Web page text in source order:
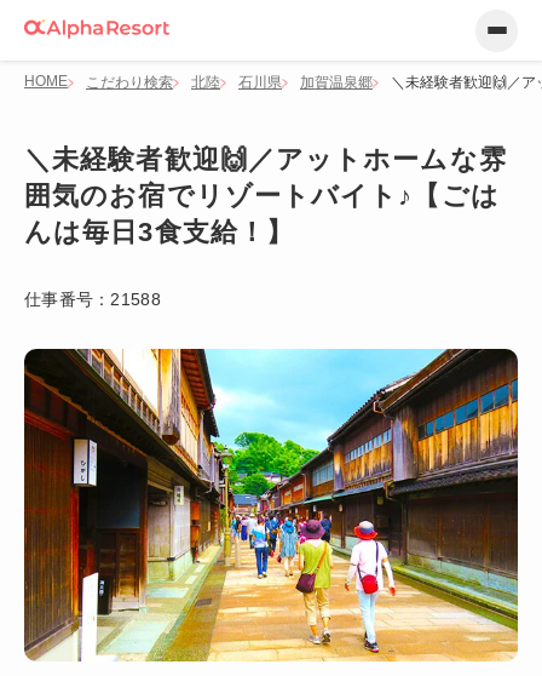
HOME こだわり検索 北陸 石川県 加賀温泉郷 ＼未経験者歓迎🙌／
＼未経験者歓迎🙌／アットホームな雰
囲気のお宿でリゾートバイト♪【ごは
んは毎日3食支給！】
仕事番号： 21588